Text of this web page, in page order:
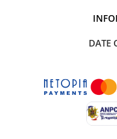
DATE